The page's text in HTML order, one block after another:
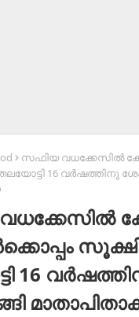
സഫിയ വധക്കേസില്‍
16 വര്‍ഷത്തിനു
16